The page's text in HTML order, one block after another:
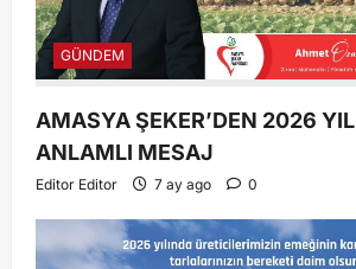
GÜNDEM
AMASYA ŞEKER’DEN 2026
ANLAMLI MESAJ
Editor Editor 7 ay ago 0